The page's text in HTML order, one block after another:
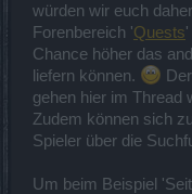
würden wir euch
Forenbereich 'Quests'
Chance höher das
liefern können.
gehen hier im Thread
Zudem können sich
Spieler über die
Um beim Beispiel